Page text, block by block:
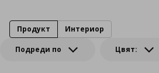
Подреди по Цвят:
Продукт Интериор